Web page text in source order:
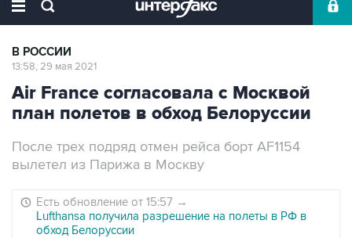
В РОССИИ
13:58, 29 мая 2021
Air France согласовала с Москвой
план полетов в обход Белоруссии
После трех подряд отмен рейса борт AF1154
вылетел из Парижа в Москву
Есть обновление от 15:57 →
Lufthansa получила разрешение на полеты в РФ в
обход Белоруссии